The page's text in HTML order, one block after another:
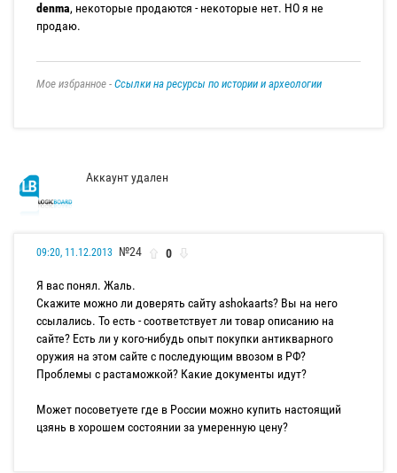
denma, некоторые продаются - некоторые нет. НО я не
продаю.
Мое избранное - Ссылки на ресурсы по истории и археологии
Аккаунт удален
09:20, 11.12.2013 №24 0
Я вас понял. Жаль.
Скажите можно ли доверять сайту ashokaarts? Вы на него
ссылались. То есть - соответствует ли товар описанию на
сайте? Есть ли у кого-нибудь опыт покупки антикварного
оружия на этом сайте с последующим ввозом в РФ?
Проблемы с растаможкой? Какие документы идут?
Может посоветуете где в России можно купить настоящий
цзянь в хорошем состоянии за умеренную цену?